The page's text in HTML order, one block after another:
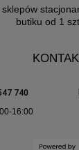
butiku od 1
740
16:00